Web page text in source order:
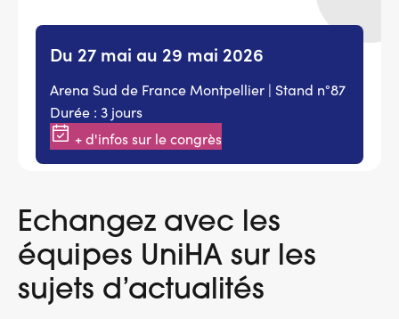
Du 27 mai au 29 mai 2026
Arena Sud de France Montpellier | Stand n°87
Durée : 3 jours
+ d'infos sur le congrès
Echangez avec les
équipes UniHA sur les
sujets d’actualités